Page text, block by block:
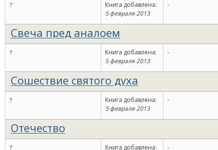
?
Книга добавлена:
5 февраля 2013
-
Свеча пред аналоем
?
Книга добавлена:
5 февраля 2013
-
Сошествие святого духа
?
Книга добавлена:
5 февраля 2013
-
Отечество
?
Книга добавлена:
-